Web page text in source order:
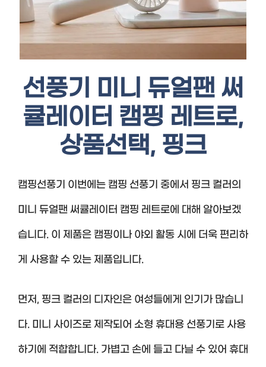
선풍기 미니 듀얼팬 써
큘레이터 캠핑 레트로,
상품선택, 핑크
캠핑선풍기 이번에는 캠핑 선풍기 중에서 핑크 컬러의
미니 듀얼팬 써큘레이터 캠핑 레트로에 대해 알아보겠
습니다. 이 제품은 캠핑이나 야외 활동 시에 더욱 편리하
게 사용할 수 있는 제품입니다.
먼저, 핑크 컬러의 디자인은 여성들에게 인기가 많습니
다. 미니 사이즈로 제작되어 소형 휴대용 선풍기로 사용
하기에 적합합니다. 가볍고 손에 들고 다닐 수 있어 휴대